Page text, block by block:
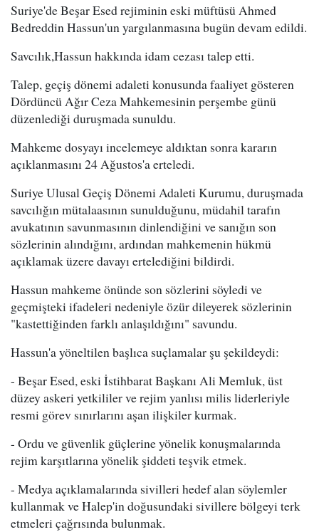
Suriye'de Beşar Esed rejiminin eski müftüsü Ahmed
Bedreddin Hassun'un yargılanmasına bugün devam edildi.
Savcılık,Hassun hakkında idam cezası talep etti.
Talep, geçiş dönemi adaleti konusunda faaliyet gösteren
Dördüncü Ağır Ceza Mahkemesinin perşembe günü
düzenlediği duruşmada sunuldu.
Mahkeme dosyayı incelemeye aldıktan sonra kararın
açıklanmasını 24 Ağustos'a erteledi.
Suriye Ulusal Geçiş Dönemi Adaleti Kurumu, duruşmada
savcılığın mütalaasının sunulduğunu, müdahil tarafın
avukatının savunmasının dinlendiğini ve sanığın son
sözlerinin alındığını, ardından mahkemenin hükmü
açıklamak üzere davayı ertelediğini bildirdi.
Hassun mahkeme önünde son sözlerini söyledi ve
geçmişteki ifadeleri nedeniyle özür dileyerek sözlerinin
"kastettiğinden farklı anlaşıldığını" savundu.
Hassun'a yöneltilen başlıca suçlamalar şu şekildeydi:
- Beşar Esed, eski İstihbarat Başkanı Ali Memluk, üst
düzey askeri yetkililer ve rejim yanlısı milis liderleriyle
resmi görev sınırlarını aşan ilişkiler kurmak.
- Ordu ve güvenlik güçlerine yönelik konuşmalarında
rejim karşıtlarına yönelik şiddeti teşvik etmek.
- Medya açıklamalarında sivilleri hedef alan söylemler
kullanmak ve Halep'in doğusundaki sivillere bölgeyi terk
etmeleri çağrısında bulunmak.